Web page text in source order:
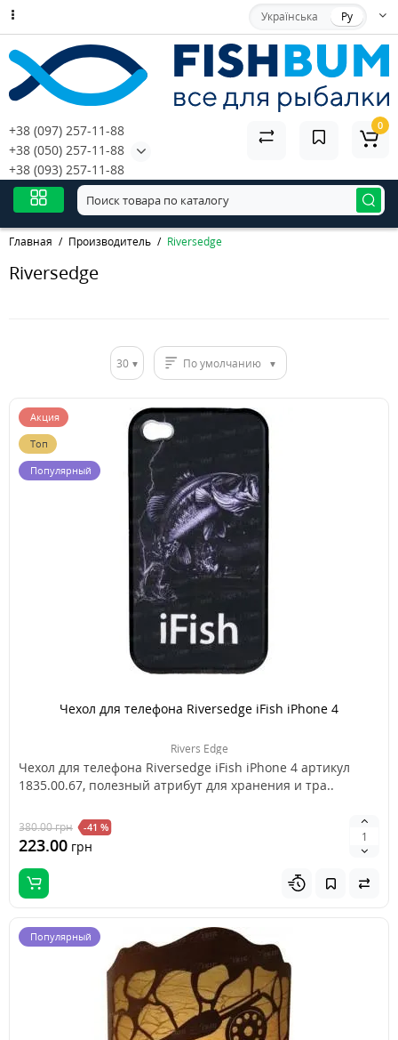
Українська Ру
+38 (097) 257-11-88
+38 (050) 257-11-88
+38 (093) 257-11-88
0
Главная Производитель Riversedge
Riversedge
30 По умолчанию
Акция
Топ
Популярный
Чехол для телефона Riversedge iFish iPhone 4
Rivers Edge
Чехол для телефона Riversedge iFish iPhone 4 артикул
1835.00.67, полезный атрибут для хранения и тра..
380.00грн -41 %
223.00 грн
Популярный